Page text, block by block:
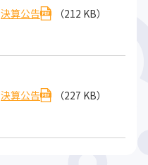
決算公告 （212 KB）
決算公告 （227 KB）